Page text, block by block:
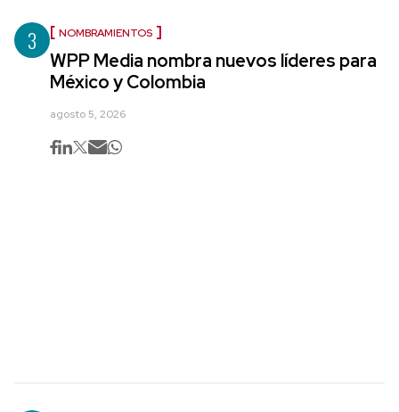
3 NOMBRAMIENTOS
WPP Media nombra nuevos líderes para
México y Colombia
agosto 5, 2026